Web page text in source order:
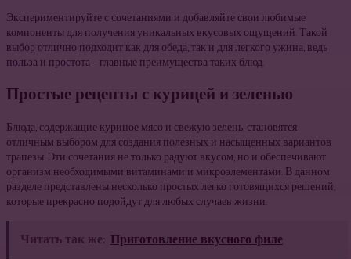
Экспериментируйте с сочетаниями и добавляйте свои любимые
компоненты для получения уникальных вкусовых ощущений. Такой
выбор отлично подходит как для обеда, так и для легкого ужина, ведь
польза и простота – главные преимущества таких блюд.
Простые рецепты с курицей и зеленью
Блюда, содержащие куриное мясо и свежую зелень, становятся
отличным выбором для создания полезных и насыщенных вариантов
трапезы. Эти сочетания не только радуют вкусом, но и обеспечивают
организм необходимыми витаминами и микроэлементами. В данном
разделе представлены несколько простых легко готовящихся решений,
которые прекрасно подойдут для любых случаев жизни.
Читать так же: Приготовление вкусного филе